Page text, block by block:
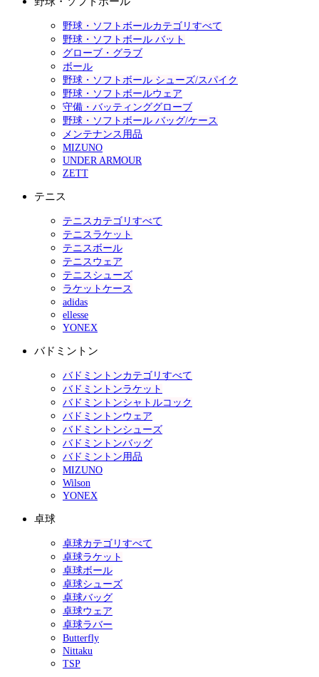
野球・ソフトボールカテゴリすべて
野球・ソフトボール バット
グローブ・グラブ
ボール
野球・ソフトボール シューズ/スパイク
野球・ソフトボールウェア
守備・バッティンググローブ
野球・ソフトボール バッグ/ケース
メンテナンス用品
MIZUNO
UNDER ARMOUR
ZETT
テニス
テニスカテゴリすべて
テニスラケット
テニスボール
テニスウェア
テニスシューズ
ラケットケース
adidas
ellesse
YONEX
バドミントン
バドミントンカテゴリすべて
バドミントンラケット
バドミントンシャトルコック
バドミントンウェア
バドミントンシューズ
バドミントンバッグ
バドミントン用品
MIZUNO
Wilson
YONEX
卓球
卓球カテゴリすべて
卓球ラケット
卓球ボール
卓球シューズ
卓球バッグ
卓球ウェア
卓球ラバー
Butterfly
Nittaku
TSP